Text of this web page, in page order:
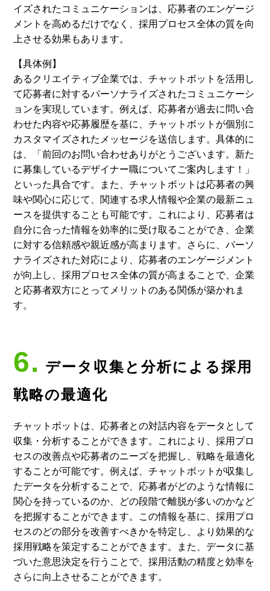
イズされたコミュニケーションは、応募者のエンゲージ
メントを高めるだけでなく、採用プロセス全体の質を向
上させる効果もあります。
【具体例】
あるクリエイティブ企業では、チャットボットを活用し
て応募者に対するパーソナライズされたコミュニケーシ
ョンを実現しています。例えば、応募者が過去に問い合
わせた内容や応募履歴を基に、チャットボットが個別に
カスタマイズされたメッセージを送信します。具体的に
は、「前回のお問い合わせありがとうございます。新た
に募集しているデザイナー職についてご案内します！」
といった具合です。また、チャットボットは応募者の興
味や関心に応じて、関連する求人情報や企業の最新ニュ
ースを提供することも可能です。これにより、応募者は
自分に合った情報を効率的に受け取ることができ、企業
に対する信頼感や親近感が高まります。さらに、パーソ
ナライズされた対応により、応募者のエンゲージメント
が向上し、採用プロセス全体の質が高まることで、企業
と応募者双方にとってメリットのある関係が築かれま
す。
6. データ収集と分析による採用
戦略の最適化
チャットボットは、応募者との対話内容をデータとして
収集・分析することができます。これにより、採用プロ
セスの改善点や応募者のニーズを把握し、戦略を最適化
することが可能です。例えば、チャットボットが収集し
たデータを分析することで、応募者がどのような情報に
関心を持っているのか、どの段階で離脱が多いのかなど
を把握することができます。この情報を基に、採用プロ
セスのどの部分を改善すべきかを特定し、より効果的な
採用戦略を策定することができます。また、データに基
づいた意思決定を行うことで、採用活動の精度と効率を
さらに向上させることができます。